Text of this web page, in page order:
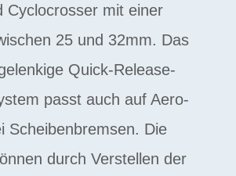
Cyclocrosser mit einer
25 und 32mm. Das
Quick-Release-
passt auch auf Aero-
Scheibenbremsen. Die
durch Verstellen der